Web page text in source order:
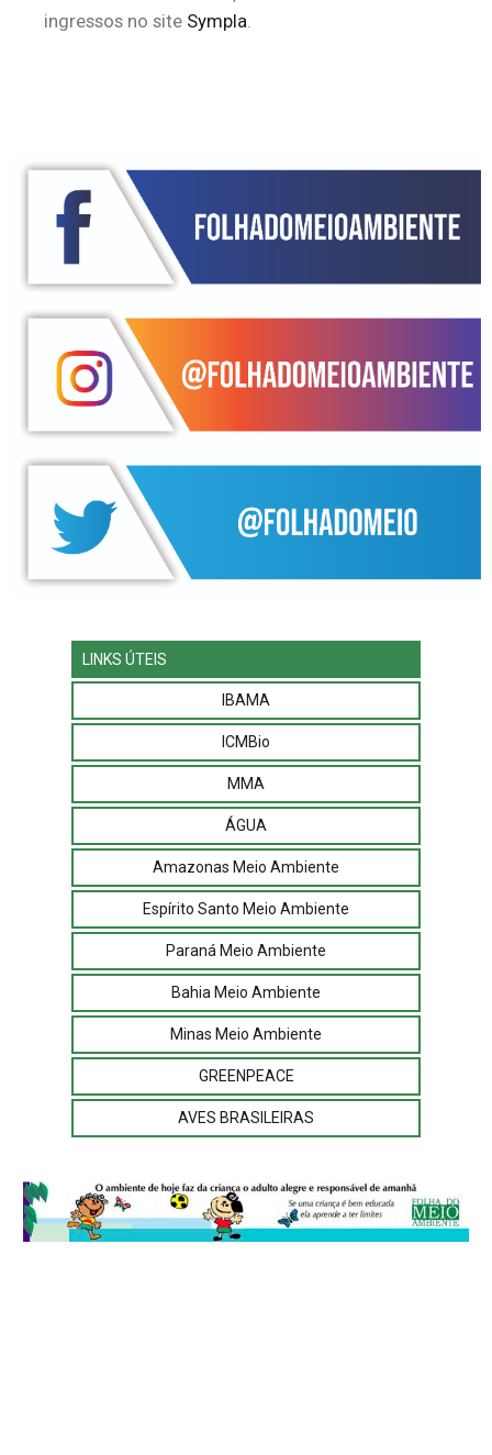
ingressos no site Sympla.
LINKS ÚTEIS
IBAMA
ICMBio
MMA
ÁGUA
Amazonas Meio Ambiente
Espírito Santo Meio Ambiente
Paraná Meio Ambiente
Bahia Meio Ambiente
Minas Meio Ambiente
GREENPEACE
AVES BRASILEIRAS